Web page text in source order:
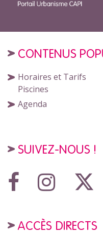
CONTENUS
Horaires et Tarifs
Piscines
Agenda
SUIVEZ-NOUS !
ACCÈS DIRECTS